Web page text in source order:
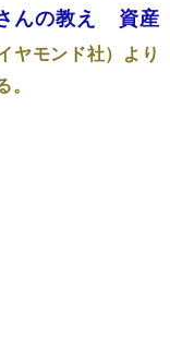
んの教え 資産
ヤモンド社） より